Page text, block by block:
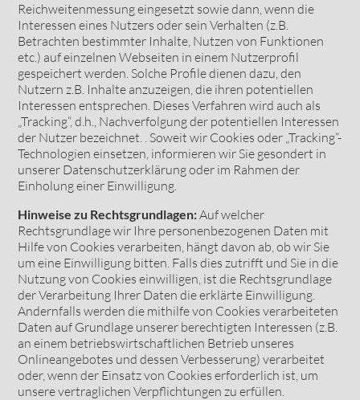
Reichweitenmessung eingesetzt sowie dann, wenn die
Interessen eines Nutzers oder sein Verhalten (z.B.
Betrachten bestimmter Inhalte, Nutzen von Funktionen
etc.) auf einzelnen Webseiten in einem Nutzerprofil
gespeichert werden. Solche Profile dienen dazu, den
Nutzern z.B. Inhalte anzuzeigen, die ihren potentiellen
Interessen entsprechen. Dieses Verfahren wird auch als
„Tracking“, d.h., Nachverfolgung der potentiellen Interessen
der Nutzer bezeichnet. . Soweit wir Cookies oder „Tracking“-
Technologien einsetzen, informieren wir Sie gesondert in
unserer Datenschutzerklärung oder im Rahmen der
Einholung einer Einwilligung.
Hinweise zu Rechtsgrundlagen:Auf welcher
Rechtsgrundlage wir Ihre personenbezogenen Daten mit
Hilfe von Cookies verarbeiten, hängt davon ab, ob wir Sie
um eine Einwilligung bitten. Falls dies zutrifft und Sie in die
Nutzung von Cookies einwilligen, ist die Rechtsgrundlage
der Verarbeitung Ihrer Daten die erklärte Einwilligung.
Andernfalls werden die mithilfe von Cookies verarbeiteten
Daten auf Grundlage unserer berechtigten Interessen (z.B.
an einem betriebswirtschaftlichen Betrieb unseres
Onlineangebotes und dessen Verbesserung) verarbeitet
oder, wenn der Einsatz von Cookies erforderlich ist, um
unsere vertraglichen Verpflichtungen zu erfüllen.